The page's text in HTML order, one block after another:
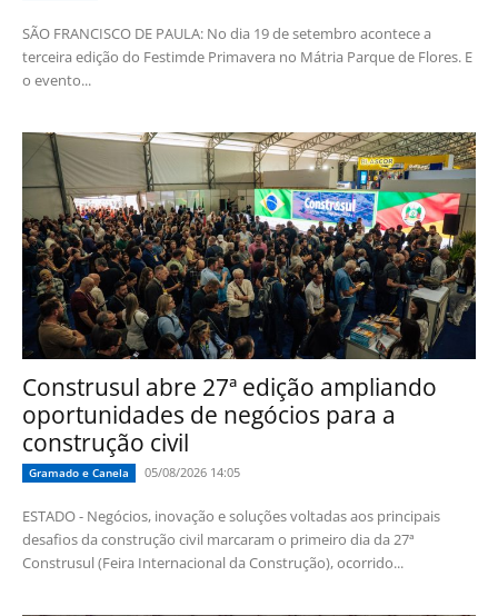
SÃO FRANCISCO DE PAULA: No dia 19 de setembro acontece a
terceira edição do Festimde Primavera no Mátria Parque de Flores. E
o evento...
Construsul abre 27ª edição ampliando
oportunidades de negócios para a
construção civil
Gramado e Canela 05/08/2026 14:05
ESTADO - Negócios, inovação e soluções voltadas aos principais
desafios da construção civil marcaram o primeiro dia da 27ª
Construsul (Feira Internacional da Construção), ocorrido...